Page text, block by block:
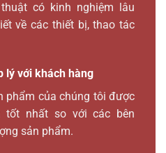
có kinh nghiệm lâu
về các thiết bị, thao tác
lý với khách hàng
phẩm của chúng tôi được
tốt nhất so với các bên
sản phẩm.